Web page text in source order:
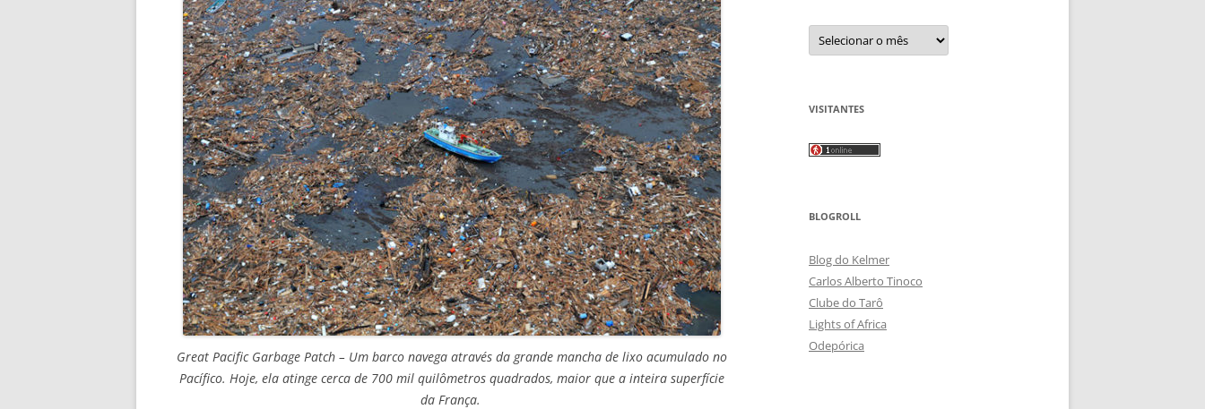
Great Pacific Garbage Patch – Um barco navega através da grande mancha de lixo acumulado no
Pacífico. Hoje, ela atinge cerca de 700 mil quilômetros quadrados, maior que a inteira superfície
da França.
Arquivos
VISITANTES
BLOGROLL
Blog do Kelmer
Carlos Alberto Tinoco
Clube do Tarô
Lights of Africa
Odepórica